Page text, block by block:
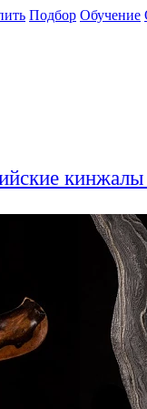
Подбор Обучение